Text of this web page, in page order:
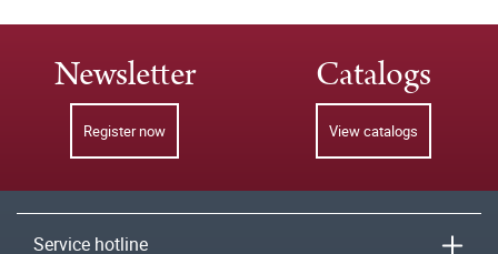
Newsletter
Register now
Catalogs
View catalogs
Service hotline